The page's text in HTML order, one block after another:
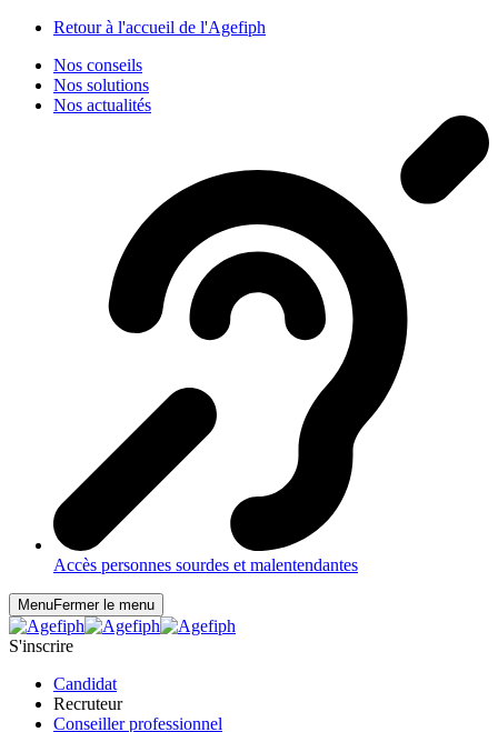
Retour à l'accueil de l'Agefiph
Nos conseils
Nos solutions
Nos actualités
Accès personnes sourdes et malentendantes
MenuFermer le menu
S'inscrire
Candidat
Recruteur
Conseiller professionnel